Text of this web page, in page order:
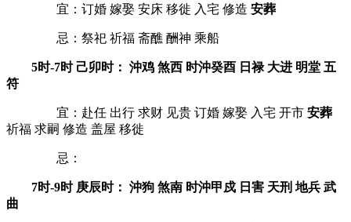
宜：订婚 嫁娶 安床 移徙 入宅 修造 安葬
忌：祭祀 祈福 斋醮 酬神 乘船
5时-7时 己卯时： 沖鸡 煞西 时沖癸酉 日禄 大进 明堂 五
符
宜：赴任 出行 求财 见贵 订婚 嫁娶 入宅 开市 安葬
祈福 求嗣 修造 盖屋 移徙
忌：
7时-9时 庚辰时： 沖狗 煞南 时沖甲戍 日害 天刑 地兵 武
曲